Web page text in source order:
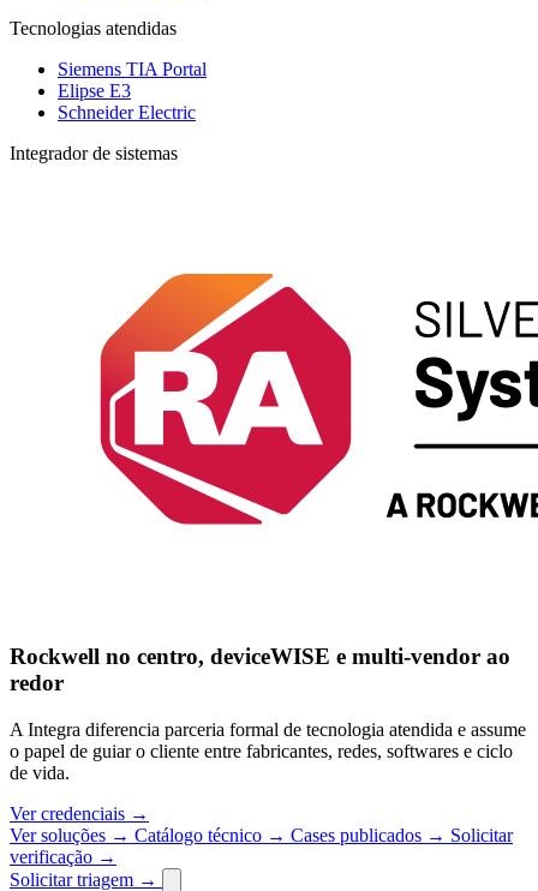
Tecnologias atendidas
Siemens TIA Portal
Elipse E3
Schneider Electric
Integrador de sistemas
Rockwell no centro, deviceWISE e multi-vendor ao
redor
A Integra diferencia parceria formal de tecnologia atendida e assume
o papel de guiar o cliente entre fabricantes, redes, softwares e ciclo
de vida.
Ver credenciais →
Ver soluções → Catálogo técnico → Cases publicados → Solicitar
verificação →
Solicitar triagem →